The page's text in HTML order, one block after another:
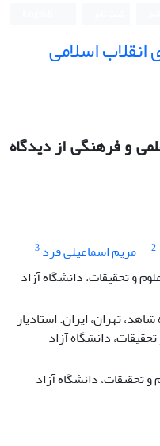
اسلامی
و فرهنگی از دیدگاه
2 مریم اسماعیلی فرد3
و تحقیقات، دانشگاه آزاد
تهران، ایران. استادیار
دانشگاه آزاد
تحقیقات، دانشگاه آزاد